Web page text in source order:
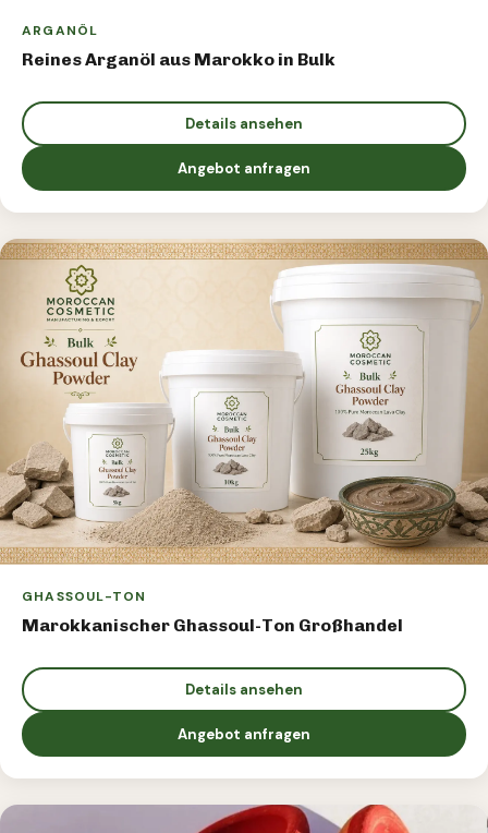
ARGANÖL
Reines Arganöl aus Marokko in Bulk
Details ansehen
Angebot anfragen
GHASSOUL-TON
Marokkanischer Ghassoul-Ton Großhandel
Details ansehen
Angebot anfragen